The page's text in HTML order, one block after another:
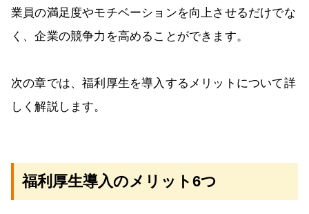
業員の満足度やモチベーションを向上させるだけでな
く、企業の競争力を高めることができます。
次の章では、福利厚生を導入するメリットについて詳
しく解説します。
福利厚生導入のメリット6つ